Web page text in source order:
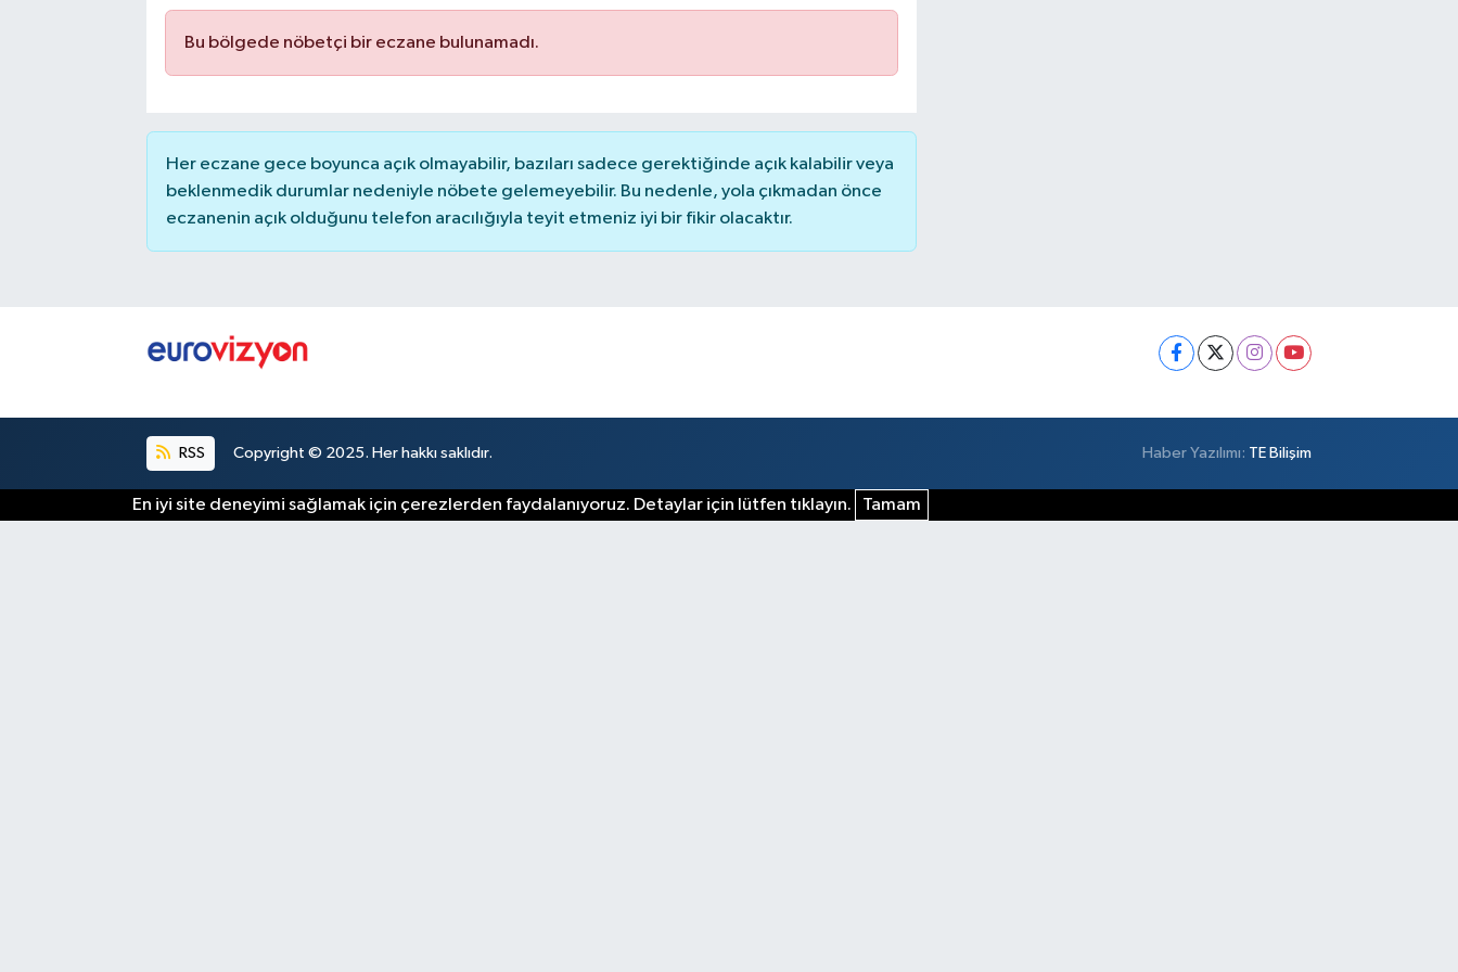
Bu bölgede nöbetçi bir eczane bulunamadı.
Her eczane gece boyunca açık olmayabilir, bazıları sadece gerektiğinde açık kalabilir veya
beklenmedik durumlar nedeniyle nöbete gelemeyebilir. Bu nedenle, yola çıkmadan önce
eczanenin açık olduğunu telefon aracılığıyla teyit etmeniz iyi bir fikir olacaktır.
RSS Copyright © 2025. Her hakkı saklıdır. Haber Yazılımı: TE Bilişim
En iyi site deneyimi sağlamak için çerezlerden faydalanıyoruz. Detaylar için lütfen tıklayın. Tamam